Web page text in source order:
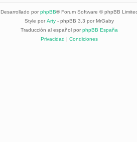
Desarrollado por phpBB® Forum Software © phpBB
Style por Arty - phpBB 3.3 por MrGaby
Traducción al español por phpBB España
Privacidad | Condiciones